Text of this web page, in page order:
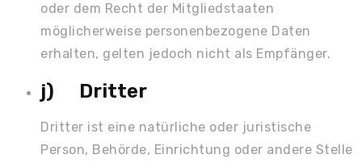
oder dem Recht der Mitgliedstaaten
möglicherweise personenbezogene Daten
erhalten, gelten jedoch nicht als Empfänger.
j) Dritter
Dritter ist eine natürliche oder juristische
Person, Behörde, Einrichtung oder andere Stelle